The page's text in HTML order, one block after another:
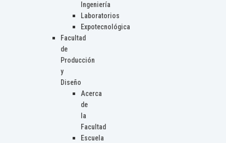
Ingeniería
Laboratorios
Expotecnológica
Facultad
de
Producción
y
Diseño
Acerca
de
la
Facultad
Escuela